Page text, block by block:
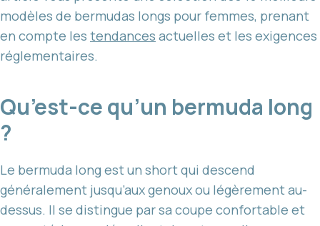
modèles de bermudas longs pour femmes, prenant
en compte les tendances actuelles et les exigences
réglementaires.
Qu’est-ce qu’un bermuda long
?
Le bermuda long est un short qui descend
généralement jusqu’aux genoux ou légèrement au-
dessus. Il se distingue par sa coupe confortable et